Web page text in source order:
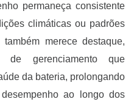
permaneça consistente
climáticas ou padrões
merece destaque,
de gerenciamento que
da bateria, prolongando
ao longo dos